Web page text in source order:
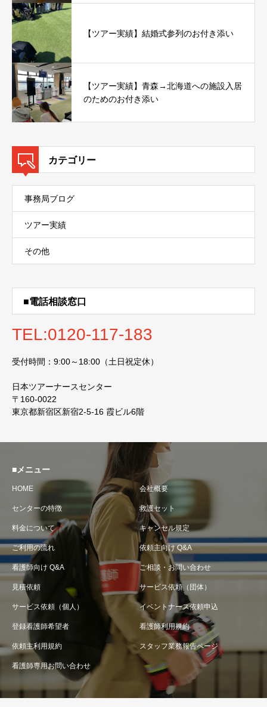
【ツアー実績】結婚式参列のお付き添い
【ツアー実績】青森→北海道への施設入居
のためのお付き添い
カテゴリー
事務局ブログ
ツアー実績
その他
■電話相談窓口
TEL:0120-117-183
受付時間：9:00～18:00（土日祝定休）
日本ツアーナースセンター
〒160-0022
東京都新宿区新宿2-5-16 霞ビル6階
■メニュー
HOME 会社概要
センターの特徴 救護セット
料金について キャンセル規定
ご利用の流れ 依頼主向け Q&A
看護師向け Q&A ご相談・お問い合わせ
見積依頼 サービス依頼（団体）
サービス依頼（個人） イベントナース依頼申込
登録看護師希望者 看護師利用規約
依頼主利用規約 スタッフ業務報告ページ
看護師専用お問い合わせ